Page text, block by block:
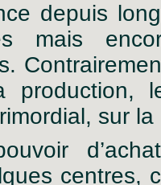
depuis
mais
production,
sur
centres,